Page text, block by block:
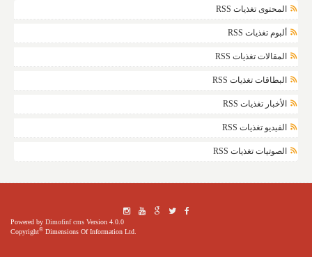
المحتوى تغذيات RSS
ألبوم تغذيات RSS
المقالات تغذيات RSS
البطاقات تغذيات RSS
الأخبار تغذيات RSS
الفيديو تغذيات RSS
الصوتيات تغذيات RSS
Powered by Dimofinf cms Version 4.0.0
Copyright© Dimensions Of Information Ltd.